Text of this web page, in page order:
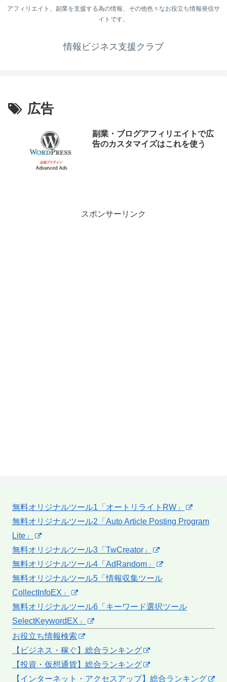
アフィリエイト、副業を支援する為の情報、その他色々なお役立ち情報発信サ
イトです。
情報ビジネス支援クラブ
広告
副業・ブログアフィリエイトで広
告のカスタマイズはこれを使う
スポンサーリンク
無料オリジナルツール1「オートリライトRW」
無料オリジナルツール2「Auto Article Posting Program
Lite」
無料オリジナルツール3「TwCreator」
無料オリジナルツール4「AdRandom」
無料オリジナルツール5「情報収集ツール
CollectInfoEX」
無料オリジナルツール6「キーワード選択ツール
SelectKeywordEX」
お役立ち情報検索
【ビジネス・稼ぐ】総合ランキング
【投資・仮想通貨】総合ランキング
【インターネット・アクセスアップ】総合ランキング